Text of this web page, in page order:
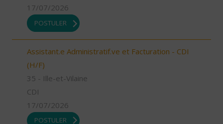
17/07/2026
POSTULER
Assistant.e Administratif.ve et Facturation - CDI
(H/F)
35 - Ille-et-Vilaine
CDI
17/07/2026
POSTULER